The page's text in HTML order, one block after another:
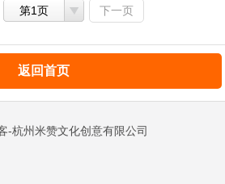
第1页 下一页
返回首页
-杭州米赞文化创意有限公司